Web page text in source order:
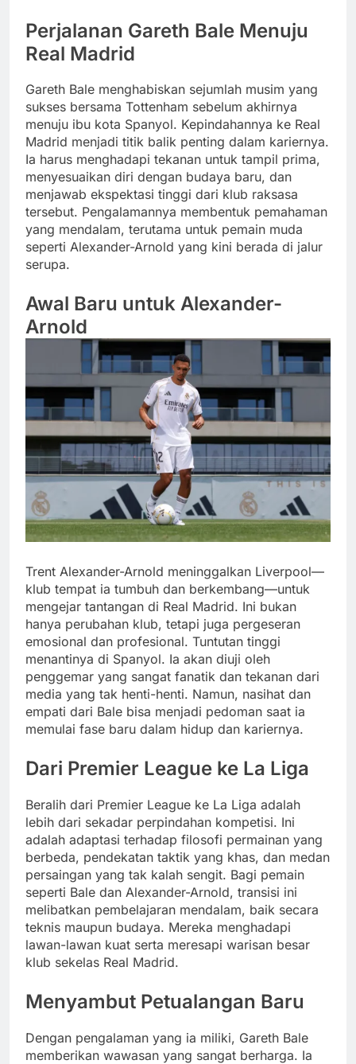
Perjalanan Gareth Bale Menuju
Real Madrid
Gareth Bale menghabiskan sejumlah musim yang
sukses bersama Tottenham sebelum akhirnya
menuju ibu kota Spanyol. Kepindahannya ke Real
Madrid menjadi titik balik penting dalam kariernya.
Ia harus menghadapi tekanan untuk tampil prima,
menyesuaikan diri dengan budaya baru, dan
menjawab ekspektasi tinggi dari klub raksasa
tersebut. Pengalamannya membentuk pemahaman
yang mendalam, terutama untuk pemain muda
seperti Alexander-Arnold yang kini berada di jalur
serupa.
Awal Baru untuk Alexander-
Arnold
Trent Alexander-Arnold meninggalkan Liverpool—
klub tempat ia tumbuh dan berkembang—untuk
mengejar tantangan di Real Madrid. Ini bukan
hanya perubahan klub, tetapi juga pergeseran
emosional dan profesional. Tuntutan tinggi
menantinya di Spanyol. Ia akan diuji oleh
penggemar yang sangat fanatik dan tekanan dari
media yang tak henti-henti. Namun, nasihat dan
empati dari Bale bisa menjadi pedoman saat ia
memulai fase baru dalam hidup dan kariernya.
Dari Premier League ke La Liga
Beralih dari Premier League ke La Liga adalah
lebih dari sekadar perpindahan kompetisi. Ini
adalah adaptasi terhadap filosofi permainan yang
berbeda, pendekatan taktik yang khas, dan medan
persaingan yang tak kalah sengit. Bagi pemain
seperti Bale dan Alexander-Arnold, transisi ini
melibatkan pembelajaran mendalam, baik secara
teknis maupun budaya. Mereka menghadapi
lawan-lawan kuat serta meresapi warisan besar
klub sekelas Real Madrid.
Menyambut Petualangan Baru
Dengan pengalaman yang ia miliki, Gareth Bale
memberikan wawasan yang sangat berharga. Ia